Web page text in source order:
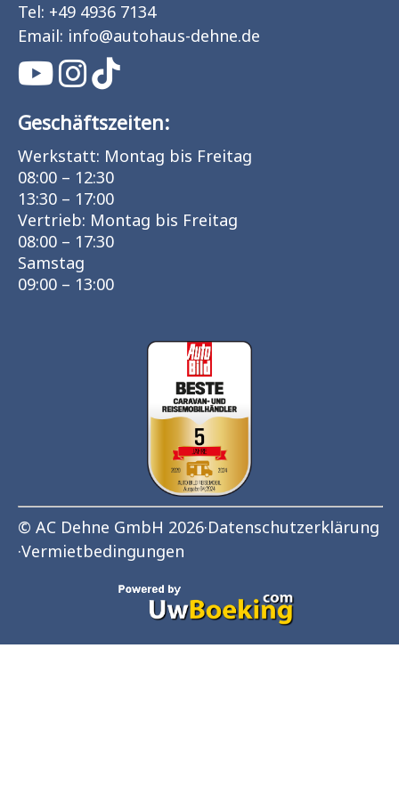
Tel: +49 4936 7134
Email: info@autohaus-dehne.de
Geschäftszeiten:
Werkstatt: Montag bis Freitag
08:00 – 12:30
13:30 – 17:00
Vertrieb: Montag bis Freitag
08:00 – 17:30
Samstag
09:00 – 13:00
© AC Dehne GmbH 2026·Datenschutzerklärung
·Vermietbedingungen